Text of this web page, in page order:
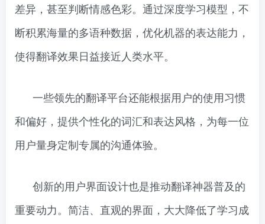
差异，甚至判断情感色彩。通过深度学习模型，不
断积累海量的多语种数据，优化机器的表达能力，
使得翻译效果日益接近人类水平。
一些领先的翻译平台还能根据用户的使用习惯
和偏好，提供个性化的词汇和表达风格，为每一位
用户量身定制专属的沟通体验。
创新的用户界面设计也是推动翻译神器普及的
重要动力。简洁、直观的界面，大大降低了学习成